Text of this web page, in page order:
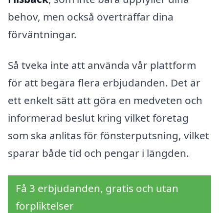
behov, men också överträffar dina
förväntningar.
Så tveka inte att använda vår plattform
för att begära flera erbjudanden. Det är
ett enkelt sätt att göra en medveten och
informerad beslut kring vilket företag
som ska anlitas för fönsterputsning, vilket
sparar både tid och pengar i längden.
Få 3 erbjudanden, gratis och utan
förpliktelser